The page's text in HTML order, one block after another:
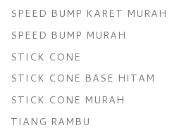
SPEED BUMP KARET MURAH
SPEED BUMP MURAH
STICK CONE
STICK CONE BASE HITAM
STICK CONE MURAH
TIANG RAMBU